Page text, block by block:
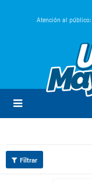
Atención al público:
